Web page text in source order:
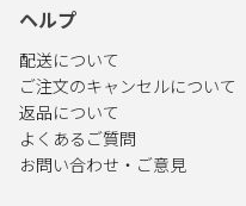
ヘルプ
配送について
ご注文のキャンセルについて
返品について
よくあるご質問
お問い合わせ・ご意見